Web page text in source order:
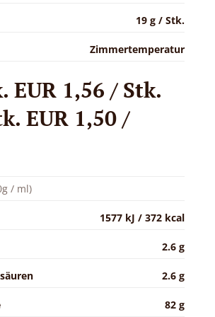
19 g / Stk.
Zimmertemperatur
EUR 1,56 / Stk.
EUR 1,50 /
/ ml)
1577 kJ / 372 kcal
2.6 g
2.6 g
82 g